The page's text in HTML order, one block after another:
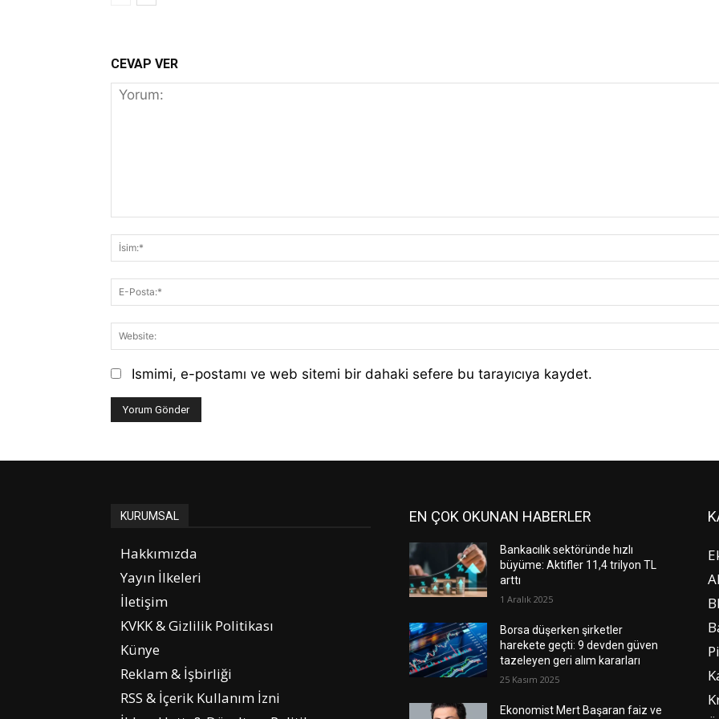
CEVAP VER
Yorum:
Ismimi, e-postamı ve web sitemi bir dahaki sefere bu tarayıcıya kaydet.
KURUMSAL
Hakkımızda
Yayın İlkeleri
İletişim
KVKK & Gizlilik Politikası
Künye
Reklam & İşbirliği
RSS & İçerik Kullanım İzni
EN ÇOK OKUNAN HABERLER
Bankacılık sektöründe hızlı
büyüme: Aktifler 11,4 trilyon TL
arttı
1 Aralık 2025
Borsa düşerken şirketler
harekete geçti: 9 devden güven
tazeleyen geri alım kararları
25 Kasım 2025
Ekonomist Mert Başaran faiz ve